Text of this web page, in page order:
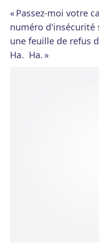
« Passez-moi votre
numéro d'insécurité
une feuille de refus
Ha. Ha. »